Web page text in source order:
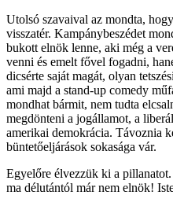
Utolsó szavaival az mondta,
visszatér. Kampánybeszédet
bukott elnök lenne, aki még a
venni és emelt fővel fogadni,
dicsérte saját magát, olyan
ami majd a stand-up comedy
mondhat bármit, nem tudta
megdönteni a jogállamot, a
amerikai demokrácia. Távoznia
büntetőeljárások sokasága vár.
Egyelőre élvezzük ki a
ma délutántól már nem elnök!